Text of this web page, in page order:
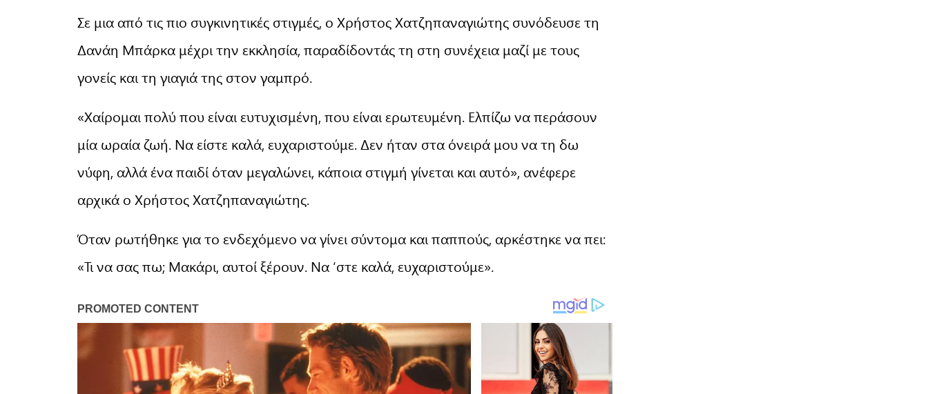
Σε μια από τις πιο συγκινητικές στιγμές, ο Χρήστος Χατζηπαναγιώτης συνόδευσε τη
Δανάη Μπάρκα μέχρι την εκκλησία, παραδίδοντάς τη στη συνέχεια μαζί με τους
γονείς και τη γιαγιά της στον γαμπρό.
«Χαίρομαι πολύ που είναι ευτυχισμένη, που είναι ερωτευμένη. Ελπίζω να περάσουν
μία ωραία ζωή. Να είστε καλά, ευχαριστούμε. Δεν ήταν στα όνειρά μου να τη δω
νύφη, αλλά ένα παιδί όταν μεγαλώνει, κάποια στιγμή γίνεται και αυτό», ανέφερε
αρχικά ο Χρήστος Χατζηπαναγιώτης.
Όταν ρωτήθηκε για το ενδεχόμενο να γίνει σύντομα και παππούς, αρκέστηκε να πει:
«Τι να σας πω; Μακάρι, αυτοί ξέρουν. Να ‘στε καλά, ευχαριστούμε».